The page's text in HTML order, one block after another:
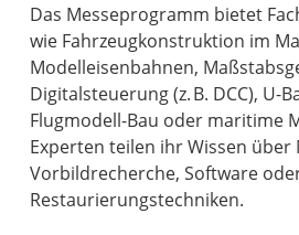
Das Messeprogramm bietet
wie Fahrzeugkonstruktion im
Modelleisenbahnen,
Digitalsteuerung (z. B. DCC), U-
Flugmodell-Bau oder maritime
Experten teilen ihr Wissen über
Vorbildrecherche, Software
Restaurierungstechniken.